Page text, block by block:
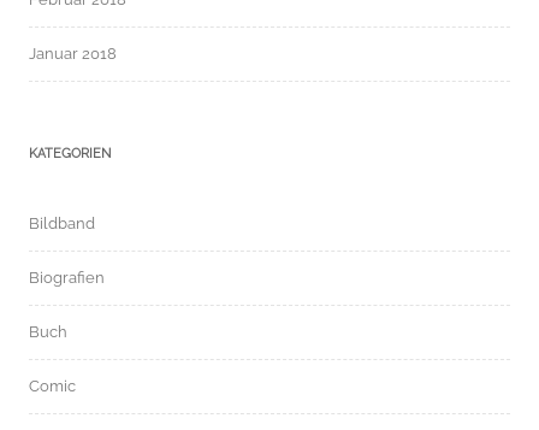
Januar 2018
KATEGORIEN
Bildband
Biografien
Buch
Comic